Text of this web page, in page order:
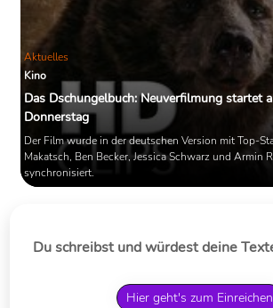
Aktuelles
Kino
Das Dschungelbuch: Neuverfilmung startet
Donnerstag
Der Film wurde in der deutschen Version mit Top-
Makatsch, Ben Becker, Jessica Schwarz und Armin
synchronisiert.
Du schreibst und würdest deine
Hier geht's zum Einreichen